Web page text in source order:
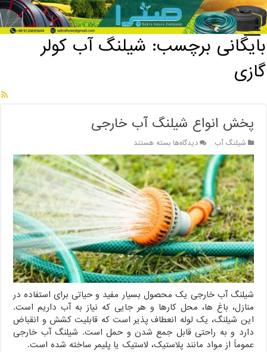
خانه / بایگانی برچسب: شیلنگ آب کولر گازی
بایگانی برچسب: شیلنگ آب کولر
گازی
پخش انواع شیلنگ آب خارجی
شیلنگ آب دیدگاه‌هابرای
پخش
انواع
شیلنگ
آب
خارجی
بسته هستند
شیلنگ آب خارجی یک محصول بسیار مفید و حیاتی برای استفاده در
منازل، باغ ها، محل کارها و هر جایی که نیاز به آب داریم است.
این شیلنگ، یک لوله انعطاف پذیر است که قابلیت کشش و انقباض
دارد و به راحتی قابل جمع شدن و حمل است. شیلنگ آب خارجی
عموماً از مواد مانند پلاستیک، لاستیک یا پلیمر ساخته شده است.